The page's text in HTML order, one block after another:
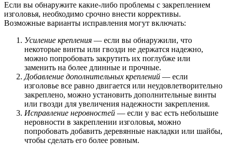
Если вы обнаружите какие-либо проблемы с закреплением
изголовья, необходимо срочно внести коррективы.
Возможные варианты исправления могут включать:
Усиление крепления — если вы обнаружили, что
некоторые винты или гвозди не держатся надежно,
можно попробовать закрутить их поглубже или
заменить на более длинные и прочные.
Добавление дополнительных креплений — если
изголовье все равно двигается или неудовлетворительно
закреплено, можно установить дополнительные винты
или гвозди для увеличения надежности закрепления.
Исправление неровностей — если у вас есть небольшие
неровности в закреплении изголовья, можно
попробовать добавить деревянные накладки или шайбы,
чтобы сделать его более ровным.